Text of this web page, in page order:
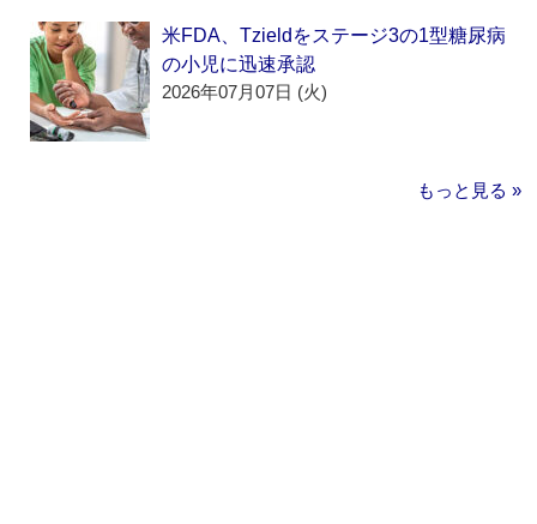
米FDA、Tzieldをステージ3の1型糖尿病
の小児に迅速承認
2026年07月07日 (火)
もっと見る »